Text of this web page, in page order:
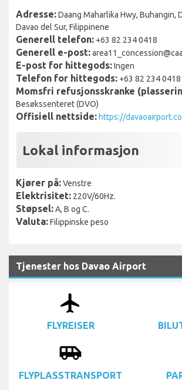
Adresse:Daang Maharlika Hwy, Buhangin,
Davao del Sur, Filippinene
Generell telefon: +63 82 234 0418
Generell e-post:
E-post for hittegods:Ingen
Telefon for hittegods: +63 82 234 0418
Momsfri refusjonsskranke
Besøkssenteret (DVO)
Offisiell nettside: https://
Lokal informasjon
Kjører på:Venstre
Elektrisitet: 220V/60Hz.
Støpsel:A, B og C.
Valuta:Filippinske peso
Tjenester hos Davao Airport
airplanemode_active
FLYREISER
airport_shuttle
FLYPLASSTRANSPORT